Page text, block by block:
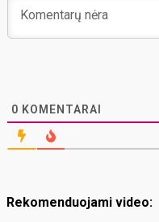
0 KOMENTARAI
Rekomenduojami video: